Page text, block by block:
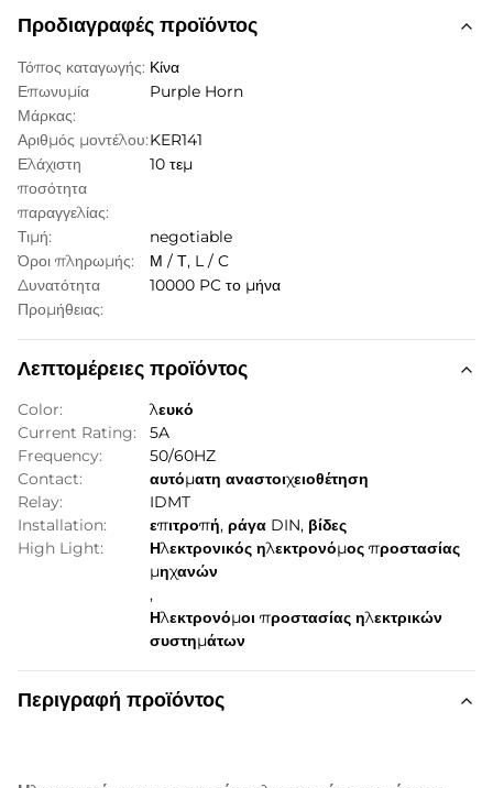
Προδιαγραφές προϊόντος
Τόπος καταγωγής: Κίνα
Επωνυμία
Μάρκας:
Purple Horn
Αριθμός μοντέλου:KER141
Ελάχιστη
ποσότητα
παραγγελίας:
10 τεμ
Τιμή:
negotiable
Όροι πληρωμής:
Μ / Τ, L / C
Δυνατότητα
Προμήθειας:
10000 PC το μήνα
Λεπτομέρειες προϊόντος
Color:
λευκό
Current Rating:
5A
Frequency:
50/60HZ
Contact:
αυτόματη αναστοιχειοθέτηση
Relay:
IDMT
Installation:
επιτροπή, ράγα DIN, βίδες
High Light:
Ηλεκτρονικός ηλεκτρονόμος προστασίας
μηχανών
,
Ηλεκτρονόμοι προστασίας ηλεκτρικών
συστημάτων
Περιγραφή προϊόντος